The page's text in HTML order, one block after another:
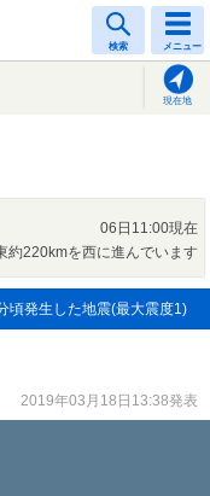
検索 メニュー
現在地
06日11:00現在
約220kmを西に進んでいます
頃発生した地震(最大震度1)
2019年03月18日13:38発表